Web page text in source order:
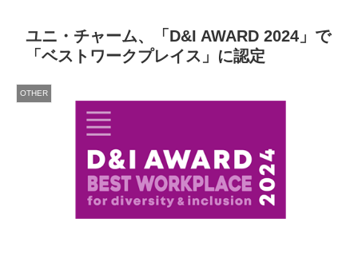
ユニ・チャーム、「D&I AWARD 2024」で
「ベストワークプレイス」に認定
OTHER